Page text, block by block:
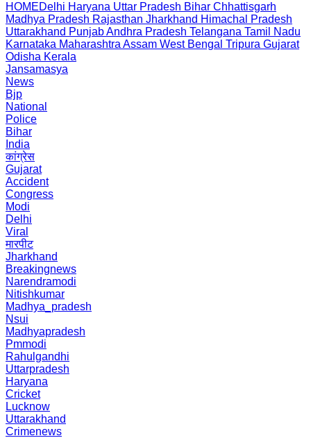
HOMEDelhi Haryana Uttar Pradesh Bihar Chhattisgarh
Madhya Pradesh Rajasthan Jharkhand Himachal Pradesh
Uttarakhand PunjabAndhra Pradesh Telangana Tamil Nadu
Karnataka Maharashtra Assam West Bengal Tripura Gujarat
Odisha Kerala
Jansamasya
News
Bjp
National
Police
Bihar
India
कांग्रेस
Gujarat
Accident
Congress
Modi
Delhi
Viral
मारपीट
Jharkhand
Breakingnews
Narendramodi
Nitishkumar
Madhya_pradesh
Nsui
Madhyapradesh
Pmmodi
Rahulgandhi
Uttarpradesh
Haryana
Cricket
Lucknow
Uttarakhand
Crimenews